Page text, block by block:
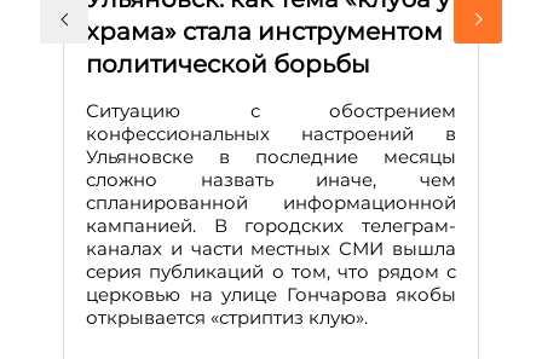
храма» стала инструментом
политической борьбы
Ситуацию с обострением
конфессиональных настроений в
Ульяновске в последние месяцы
сложно назвать иначе, чем
спланированной информационной
кампанией. В городских телеграм-
каналах и части местных СМИ вышла
серия публикаций о том, что рядом с
церковью на улице Гончарова якобы
открывается «стриптиз клую».